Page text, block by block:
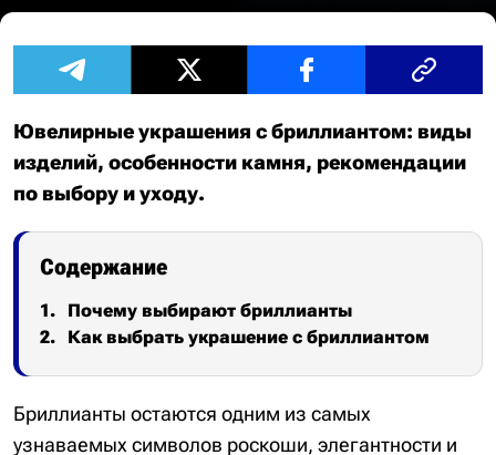
Ювелирные украшения с бриллиантом: виды
изделий, особенности камня, рекомендации
по выбору и уходу.
Содержание
Почему выбирают бриллианты
Как выбрать украшение с бриллиантом
Бриллианты остаются одним из самых
узнаваемых символов роскоши, элегантности и